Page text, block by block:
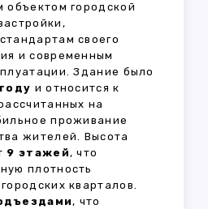
объектом городской
своего
и современным
Здание было
и относится к
на
проживание
жителей. Высота
9 этажей, что
плотность
кварталов.
, что